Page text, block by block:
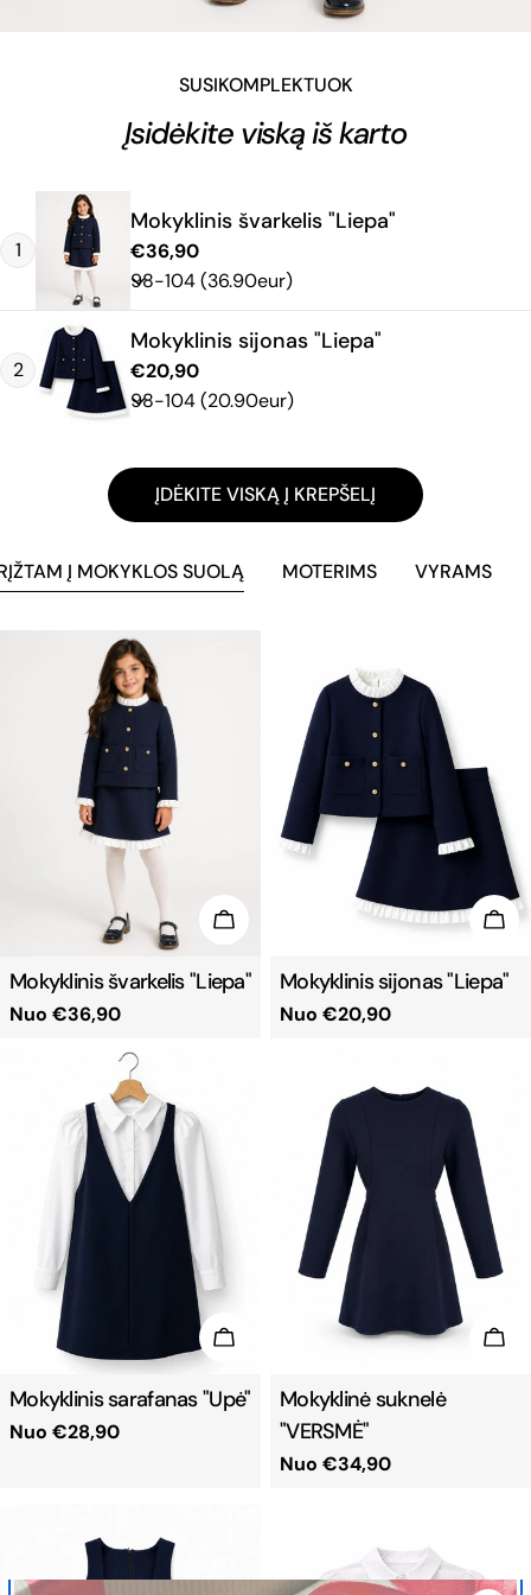
SUSIKOMPLEKTUOK
Įsidėkite viską iš karto
1
Mokyklinis švarkelis "Liepa"
Reguliari
kaina
€36,90
2
Mokyklinis sijonas "Liepa"
Reguliari
kaina
€20,90
ĮDĖKITE VISKĄ Į KREPŠELĮ
Į MOKYKLOS SUOLĄ MOTERIMS VYRAMS
PASIRINKTI
Mokyklinis švarkelis "Liepa"
Reguliari
Nuo €36,90
Mokyklinis sijonas "Liepa"
Reguliari
Nuo €20,90
PASIRINKTI
Mokyklinis sarafanas "Upė"
Reguliari
Nuo €28,90
Mokyklinė suknelė
"VERSMĖ"
Reguliari
Nuo €34,90